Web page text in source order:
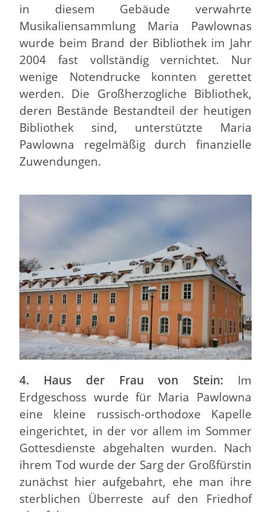
in diesem Gebäude verwahrte
Musikaliensammlung Maria Pawlownas
wurde beim Brand der Bibliothek im Jahr
2004 fast vollständig vernichtet. Nur
wenige Notendrucke konnten gerettet
werden. Die Großherzogliche Bibliothek,
deren Bestände Bestandteil der heutigen
Bibliothek sind, unterstützte Maria
Pawlowna regelmäßig durch finanzielle
Zuwendungen.
4. Haus der Frau von Stein: Im
Erdgeschoss wurde für Maria Pawlowna
eine kleine russisch-orthodoxe Kapelle
eingerichtet, in der vor allem im Sommer
Gottesdienste abgehalten wurden. Nach
ihrem Tod wurde der Sarg der Großfürstin
zunächst hier aufgebahrt, ehe man ihre
sterblichen Überreste auf den Friedhof